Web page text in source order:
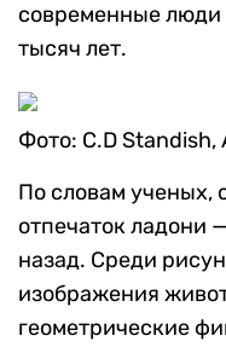
современные люди
тысяч лет.
Фото: C.D Standish,
По словам ученых,
отпечаток ладони
назад. Среди
изображения
геометрические